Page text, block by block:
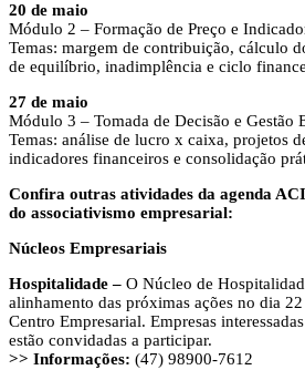
20 de maio
Módulo 2 – Formação de Preço e
Temas: margem de contribuição, cálculo
de equilíbrio, inadimplência e ciclo
27 de maio
Módulo 3 – Tomada de Decisão e Gestão
Temas: análise de lucro x caixa, projetos
indicadores financeiros e consolidação
Confira outras atividades da agenda
do associativismo empresarial:
Núcleos Empresariais
Hospitalidade – O Núcleo de
alinhamento das próximas ações no dia
Centro Empresarial. Empresas
estão convidadas a participar.
>> Informações: (47) 98900-7612